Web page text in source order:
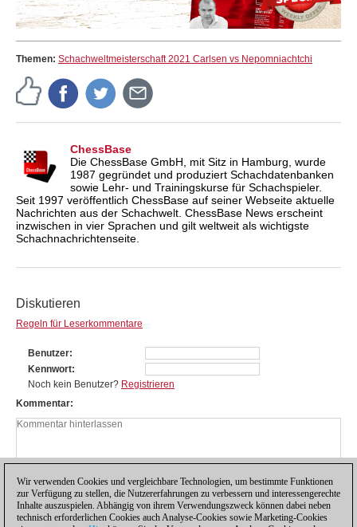
Themen: Schachweltmeisterschaft 2021 Carlsen vs Nepomniachtchi
ChessBase
Die ChessBase GmbH, mit Sitz in Hamburg, wurde
1987 gegründet und produziert Schachdatenbanken
sowie Lehr- und Trainingskurse für Schachspieler.
Seit 1997 veröffentlich ChessBase auf seiner Webseite aktuelle
Nachrichten aus der Schachwelt. ChessBase News erscheint
inzwischen in vier Sprachen und gilt weltweit als wichtigste
Schachnachrichtenseite.
Diskutieren
Regeln für Leserkommentare
Benutzer
Kennwort
Noch kein Benutzer? Registrieren
Kommentar
Wir verwenden Cookies und vergleichbare Technologien, um bestimmte Funktionen
zur Verfügung zu stellen, die Nutzererfahrungen zu verbessern und interessengerechte
Inhalte auszuspielen. Abhängig von ihrem Verwendungszweck können dabei neben
technisch erforderlichen Cookies auch Analyse-Cookies sowie Marketing-Cookies